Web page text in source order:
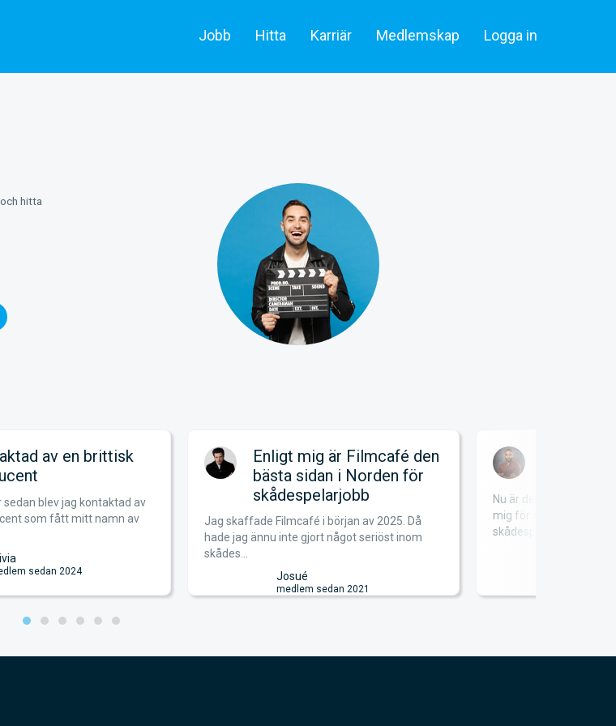
Jobb
Alla jobb
Hitta
Skådespelare & statister
Karriär
Artiklar
Medlemskap
Skådespelare & Statister
Logga in
hitta
av en brittisk
blev jag kontaktad av
som fått mitt namn av
sedan 2024
Enligt mig är Filmcafé den
bästa sidan i Norden för
skådespelarjobb
Jag skaffade Filmcafé i början av 2025. Då
hade jag ännu inte gjort något seriöst inom
skådes...
Josué
medlem sedan 2021
Satsa på
Nu är det mer än 12 år
mig för att satsa på
skådespela...